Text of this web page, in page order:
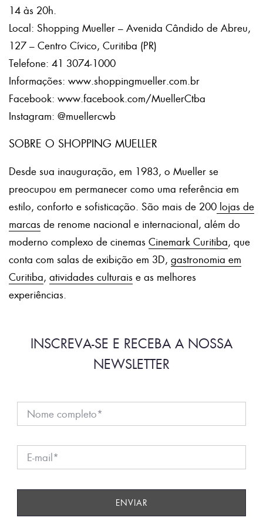
14 às 20h.
Local: Shopping Mueller – Avenida Cândido de Abreu,
127 – Centro Cívico, Curitiba (PR)
Telefone: 41 3074-1000
Informações: www.shoppingmueller.com.br
Facebook: www.facebook.com/MuellerCtba
Instagram: @muellercwb
SOBRE O SHOPPING MUELLER
Desde sua inauguração, em 1983, o Mueller se
preocupou em permanecer como uma referência em
estilo, conforto e sofisticação. São mais de 200 lojas de
marcas de renome nacional e internacional, além do
moderno complexo de cinemas Cinemark Curitiba, que
conta com salas de exibição em 3D, gastronomia em
Curitiba, atividades culturais e as melhores
experiências.
INSCREVA-SE E RECEBA A NOSSA
NEWSLETTER